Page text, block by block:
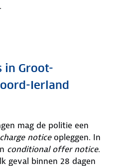
in Groot-
Ierland
mag de politie een
noticeopleggen. In
conditional offer notice.
geval binnen 28 dagen